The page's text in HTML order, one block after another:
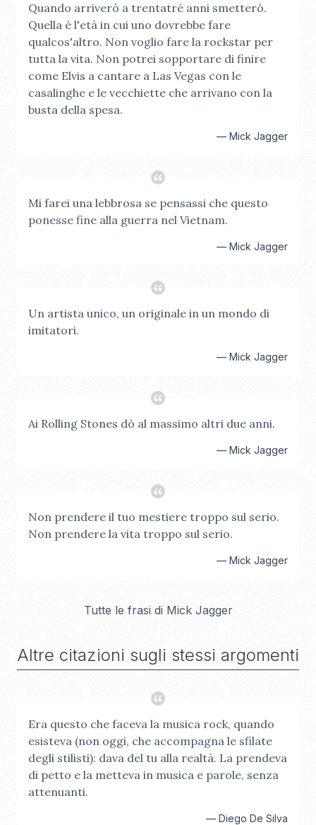
Quando arriverò a trentatré anni smetterò.
Quella è l'età in cui uno dovrebbe fare
qualcos'altro. Non voglio fare la rockstar per
tutta la vita. Non potrei sopportare di finire
come Elvis a cantare a Las Vegas con le
casalinghe e le vecchiette che arrivano con la
busta della spesa.
— Mick Jagger
Mi farei una lebbrosa se pensassi che questo
ponesse fine alla guerra nel Vietnam.
— Mick Jagger
Un artista unico, un originale in un mondo di
imitatori.
— Mick Jagger
Ai Rolling Stones dò al massimo altri due anni.
— Mick Jagger
Non prendere il tuo mestiere troppo sul serio.
Non prendere la vita troppo sul serio.
— Mick Jagger
Tutte le frasi di Mick Jagger
Altre citazioni sugli stessi argomenti
Era questo che faceva la musica rock, quando
esisteva (non oggi, che accompagna le sfilate
degli stilisti): dava del tu alla realtà. La prendeva
di petto e la metteva in musica e parole, senza
attenuanti.
— Diego De Silva